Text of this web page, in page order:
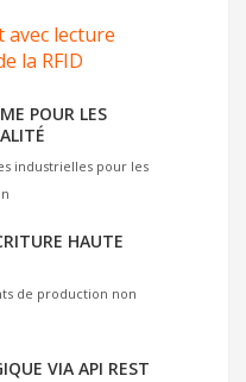
lecture
la RFID
POUR LES
industrielles pour les
HAUTE
de production non
VIA API REST